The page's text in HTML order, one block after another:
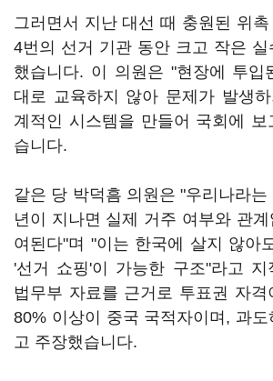
그러면서 지난 대선 때 충원된 위
4번의 선거 기관 동안 크고 작은
했습니다. 이 의원은 "현장에 투입
대로 교육하지 않아 문제가 발생하
계적인 시스템을 만들어 국회에 보
습니다.
같은 당 박덕흠 의원은 "우리나라
년이 지나면 실제 거주 여부와 관
여된다"며 "이는 한국에 살지 않아
'선거 쇼핑'이 가능한 구조"라고 지
법무부 자료를 근거로 투표권 자격
80% 이상이 중국 국적자이며, 과
고 주장했습니다.